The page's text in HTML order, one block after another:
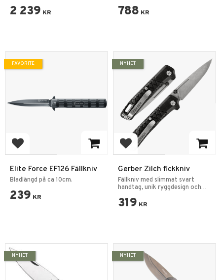
2 239 KR 788 KR
Add to favorites
Elite Force EF126 Fällkniv
Bladlängd på ca 10cm.
239 KR
FAVORITE
Add to favorites
Gerber Zilch fickkniv
Fällkniv med slimmat svart
handtag, unik ryggdesign och
319 KR
NYHET
NYHET NYHET